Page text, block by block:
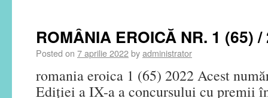
ROMÂNIA EROICĂ NR. 1 (65) /
Posted on 7 aprilie 2022byadministrator
romania eroica 1 (65) 2022 Acest
Ediţiei a IX-a a concursului cu premii